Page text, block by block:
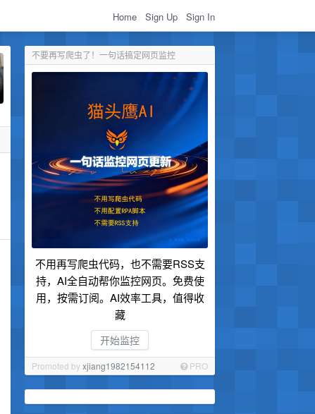
Home Sign Up Sign In
不要再写爬虫了！一句话搞定网页监控
不用再写爬虫代码，也不需要RSS支
持，AI全自动帮你监控网页。免费使
用，按需订阅。AI效率工具，值得收
藏
开始监控
Promoted byxjiang1982154112 PRO